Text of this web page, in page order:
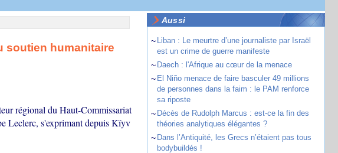
soutien humanitaire
régional du Haut-Commissariat
Leclerc, s'exprimant depuis Kïyv
Aussi
~ Liban : Le meurtre d’une journaliste par Israël
est un crime de guerre manifeste
~ Daech : l'Afrique au cœur de la menace
~ El Niño menace de faire basculer 49 millions
de personnes dans la faim : le PAM renforce
sa riposte
~ Décès de Rudolph Marcus : est-ce la fin des
théories analytiques élégantes ?
~ Dans l’Antiquité, les Grecs n’étaient pas tous
bodybuildés !